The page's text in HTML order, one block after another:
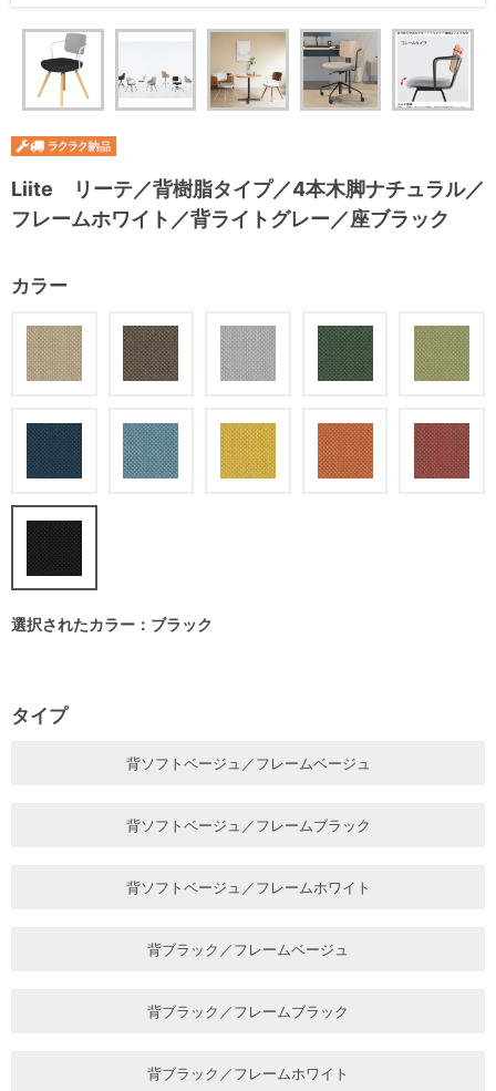
Liite リーテ／背樹脂タイプ／4本木脚ナチュラル／
フレームホワイト／背ライトグレー／座ブラック
カラー
選択されたカラー：ブラック
タイプ
背ソフトベージュ／フレームベージュ
背ソフトベージュ／フレームブラック
背ソフトベージュ／フレームホワイト
背ブラック／フレームベージュ
背ブラック／フレームブラック
背ブラック／フレームホワイト